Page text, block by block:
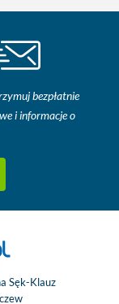
bezpłatnie
i informacje o
Sęk-Klauz